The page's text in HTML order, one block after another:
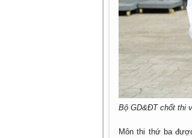
Bộ GD&ĐT chốt thi
Môn thi thứ ba